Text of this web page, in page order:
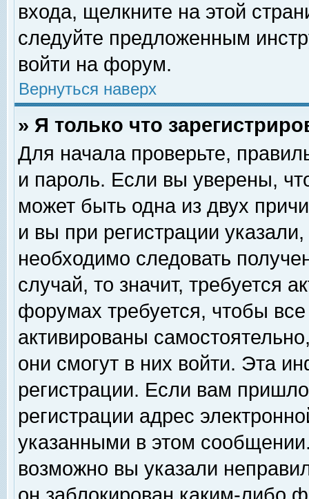
входа, щелкните на этой
следуйте предложенным
войти на форум.
Вернуться наверх
» Я только что
Для начала проверьте,
и пароль. Если вы уверены,
может быть одна из двух
и вы при регистрации
необходимо следовать
случай, то значит, требуется
форумах требуется, чтобы
активированы
они смогут в них войти. Эта
регистрации. Если вам
регистрации адрес
указанными в этом
возможно вы указали